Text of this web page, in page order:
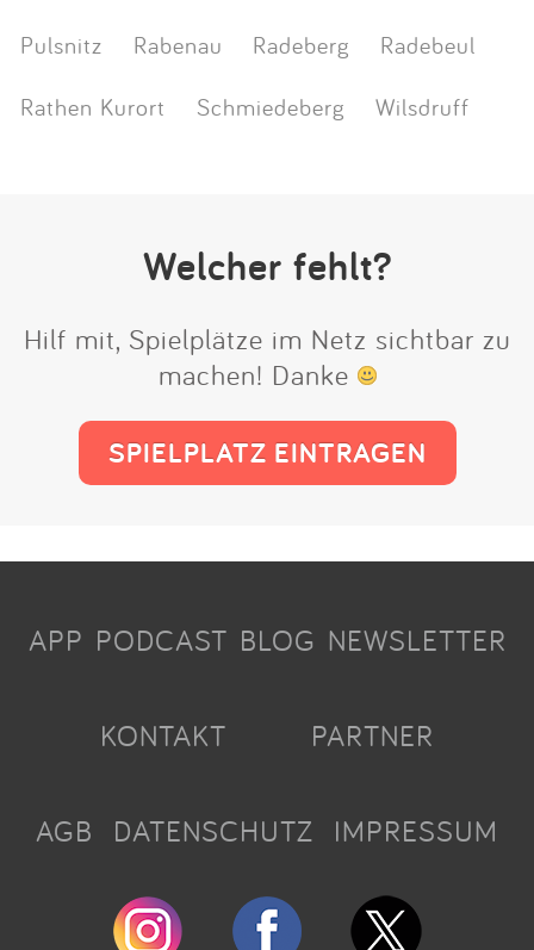
Pulsnitz
Rabenau Radeberg
Radebeul
Rathen Kurort
Schmiedeberg Wilsdruff
Welcher fehlt?
Hilf mit, Spielplätze im Netz sichtbar zu
machen! Danke
SPIELPLATZ EINTRAGEN
APP PODCAST BLOG NEWSLETTER
KONTAKT PARTNER
AGB DATENSCHUTZ IMPRESSUM